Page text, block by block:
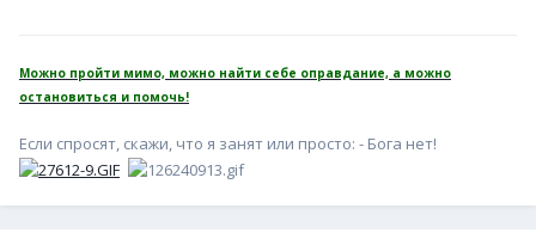
Можно пройти мимо, можно найти себе оправдание, а можно
остановиться и помочь!
Если спросят, скажи, что я занят или просто: - Бога нет!